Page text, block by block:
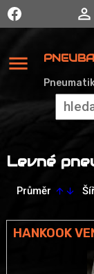
menu
Levné
Průměr arrow_upward arrow_downward
HANKOOK